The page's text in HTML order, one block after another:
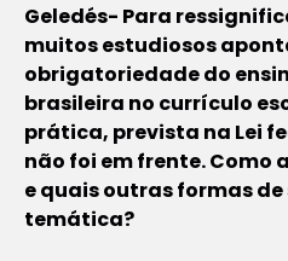
Geledés- Para
muitos estudiosos
obrigatoriedade do
brasileira no currículo
prática, prevista na Lei
não foi em frente. Como
e quais outras formas
temática?